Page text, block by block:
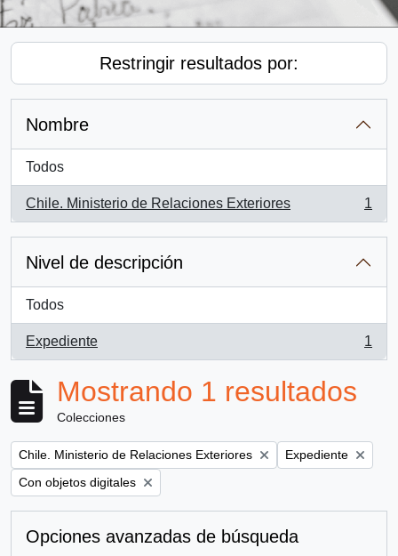
Restringir resultados por:
Nombre
Todos
Chile. Ministerio de Relaciones Exteriores
, 1 resultados
1
Nivel de descripción
Todos
Expediente
, 1 resultados
1
Mostrando 1 resultados
Colecciones
Remove filter:
Chile. Ministerio de Relaciones Exteriores Remove filter:
Expediente
Remove filter:
Con objetos digitales
Opciones avanzadas de búsqueda